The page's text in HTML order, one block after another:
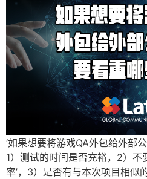
‘如果想要将游戏QA外包给外部
1）测试的时间是否充裕，2）不
率’，3）是否有与本次项目相似